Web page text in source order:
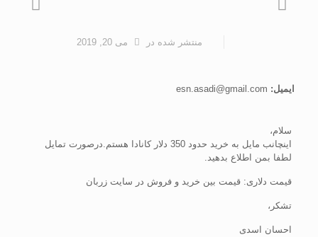
منتشر شده در می 20, 2019
ایمیل:
سلام،
اینچانب مایل به خرید حدود 350 دلار کانادا هستم.درصورت تمایل
لطفا بمن اطلاع بدهید.
قیمت دلاری: قیمت بین خرید و فروش در سایت زربان
تشکر،
احسان اسدی